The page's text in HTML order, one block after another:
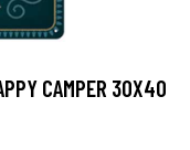
CAMPER 30X40